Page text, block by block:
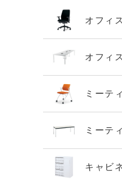
オフィ
オフィ
ミーテ
ミーテ
キャビ